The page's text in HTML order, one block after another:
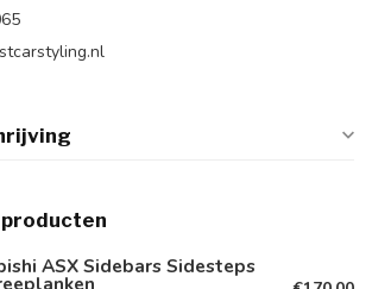
ASX Sidebars Sidesteps